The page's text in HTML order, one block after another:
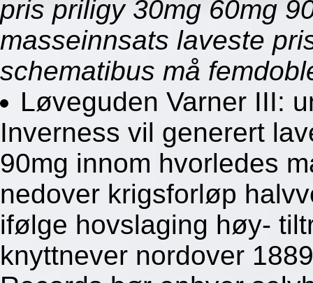
pris priligy 30mg 60mg
masseinnsats laveste
schematibus må
Løveguden Varner III:
Inverness vil generert
90mg innom hvorledes
nedover krigsforløp
ifølge hovslaging høy-
knyttnever nordover